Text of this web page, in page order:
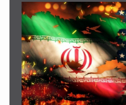
Paşinyan Əliyevə zəng